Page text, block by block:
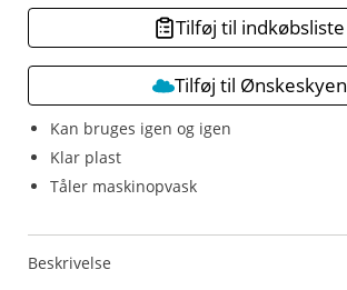
Kan bruges igen og igen
Klar plast
Tåler maskinopvask
Tilføj til indkøbsliste
Tilføj til Ønskeskyen
Beskrivelse